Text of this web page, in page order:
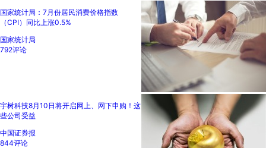
国家统计局：7月份居民消费价格指数
（CPI）同比上涨0.5%
国家统计局
792评论
宇树科技8月10日将开启网上、网下申购！这
些公司受益
中国证券报
844评论